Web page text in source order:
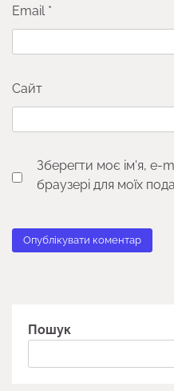
Email *
Сайт
Зберегти моє ім'я, e-
браузері для моїх
Пошук